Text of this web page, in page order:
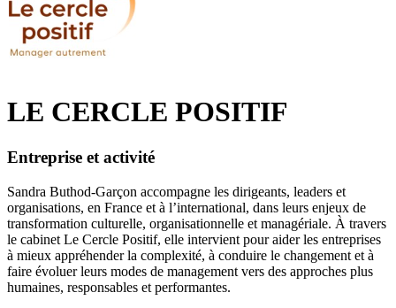
LE CERCLE POSITIF
Entreprise et activité
Sandra Buthod-Garçon accompagne les dirigeants, leaders et
organisations, en France et à l’international, dans leurs enjeux de
transformation culturelle, organisationnelle et managériale. À travers
le cabinet Le Cercle Positif, elle intervient pour aider les entreprises
à mieux appréhender la complexité, à conduire le changement et à
faire évoluer leurs modes de management vers des approches plus
humaines, responsables et performantes.